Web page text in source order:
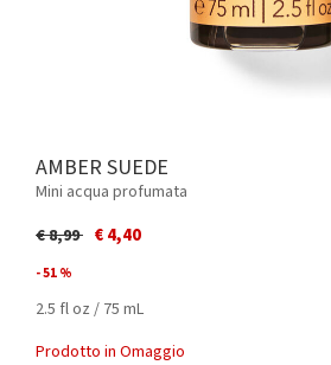
AMBER SUEDE
Mini acqua profumata
Price reduced from
€ 8,99to€ 4,40
- 51 %
2.5 fl oz / 75 mL
Prodotto in Omaggio